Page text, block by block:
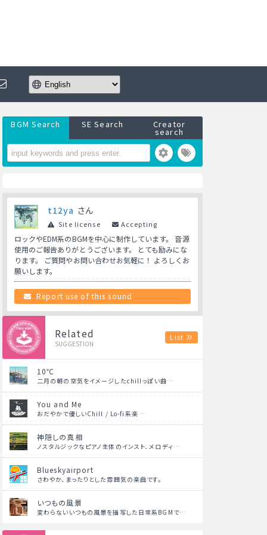
BGM Search SE Search Creator
search
t12ya さん
Site license Accepting
ロックやEDM系のBGMを中心に制作しています。 音源
使用のご報告ありがとうございます。 とても励みにな
ります。 ご質問やお問い合わせお気軽に！ よろしくお
願いします。
Report use of this sound
Related
SUGGESTION
List
10℃
二月の朝の空気をイメージしたchillっぽい曲…
You and Me
おだやかで優しいChill / Lo-fi系楽…
神隠しの真相
ノスタルジックなピアノ主体のインスト．メロディ…
Blueskyairport
さわやか、まったりとした雰囲気の楽曲です。
いつもの風景
変わらないいつもの風景を描写した日常系BGMで…